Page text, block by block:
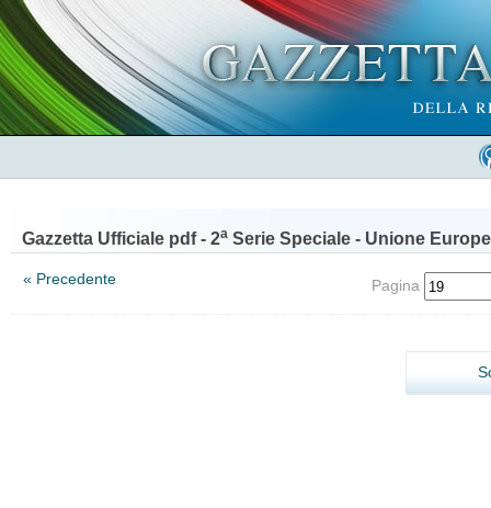
Gazzetta Ufficiale pdf - 2a Serie Speciale - Unione
« Precedente Pagina